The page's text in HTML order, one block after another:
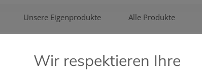
Unsere Eigenprodukte Alle Produkte
Wir respektieren Ihre